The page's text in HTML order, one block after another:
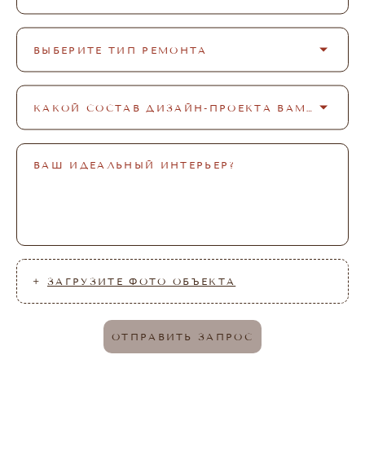
ВЫБЕРИТЕ ТИП РЕМОНТА
КАКОЙ СОСТАВ ДИЗАЙН-ПРОЕКТА ВАМ НУЖЕН?
ВАШ ИДЕАЛЬНЫЙ ИНТЕРЬЕР?
ЗАГРУЗИТЕ ФОТО ОБЪЕКТА
ОТПРАВИТЬ ЗАПРОС